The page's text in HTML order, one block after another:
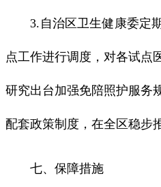
3.自治区卫生健康委定期
点工作进行调度，对各试点
研究出台加强免陪照护服务
配套政策制度，在全区稳步
七、保障措施